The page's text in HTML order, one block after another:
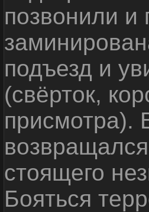
позвонили и
подъезд и
(свёрток,
присмотра).
стоящего
Бояться